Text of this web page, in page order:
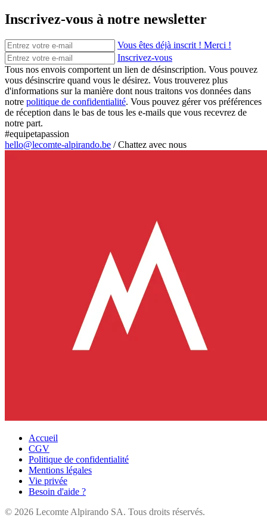
Inscrivez-vous à notre newsletter
Vous êtes déjà inscrit ! Merci !
Inscrivez-vous
Tous nos envois comportent un lien de désinscription. Vous pouvez
vous désinscrire quand vous le désirez. Vous trouverez plus
d'informations sur la manière dont nous traitons vos données dans
notre politique de confidentialité. Vous pouvez gérer vos préférences
de réception dans le bas de tous les e-mails que vous recevrez de
notre part.
#equipetapassion
hello@lecomte-alpirando.be /Chattez avec nous
Accueil
CGV
Politique de confidentialité
Mentions légales
Vie privée
Besoin d'aide ?
© 2026 Lecomte Alpirando SA. Tous droits réservés.